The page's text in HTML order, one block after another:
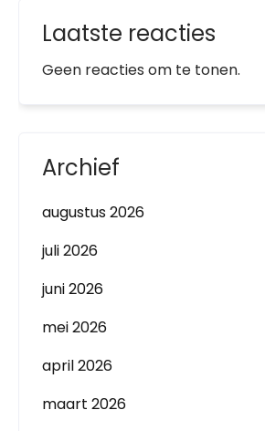
Laatste reacties
Geen reacties om te tonen.
Archief
augustus 2026
juli 2026
juni 2026
mei 2026
april 2026
maart 2026